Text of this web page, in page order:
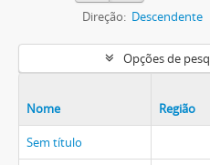
Direção: Descendente
Opções de
Nome Região
Sem título